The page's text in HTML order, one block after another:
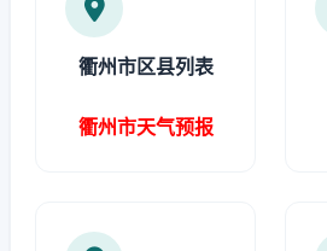
衢州市区县列表
衢州市天气预报